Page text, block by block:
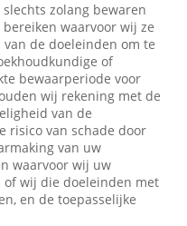
zolang bewaren
waarvoor wij ze
de doeleinden om te
of
bewaarperiode voor
wij rekening met de
van de
risico van schade door
van uw
waarvoor wij uw
of wij die doeleinden met
en de toepasselijke